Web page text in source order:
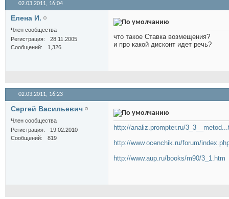
02.03.2011, 16:04
Елена И.
Член сообщества
Регистрация
28.11.2005
Сообщений
1,326
что такое Ставка возмещения?
и про какой дисконт идет речь?
02.03.2011, 16:23
Сергей Васильевич
Член сообщества
Регистрация
19.02.2010
Сообщений
819
http://analiz.prompter.ru/
http://www.ocenchik.ru/forum/
http://www.aup.ru/books/m90/3_1.htm